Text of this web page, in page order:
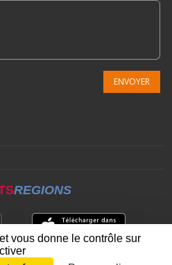
ENVOYER
REGIONS
vous donne le contrôle sur